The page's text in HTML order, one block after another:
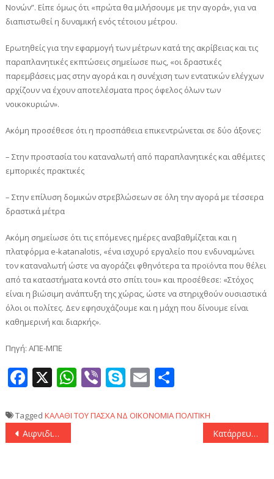
Νονών”. Είπε όμως ότι «πρώτα θα μιλήσουμε με την αγορά», για να
διαπιστωθεί η δυναμική ενός τέτοιου μέτρου.
Ερωτηθείς για την εφαρμογή των μέτρων κατά της ακρίβειας και τις
παραπλανητικές εκπτώσεις σημείωσε πως, «οι δραστικές
παρεμβάσεις μας στην αγορά και η συνέχιση των εντατικών ελέγχων
αρχίζουν να έχουν αποτελέσματα προς όφελος όλων των
νοικοκυριών».
Ακόμη προσέθεσε ότι η προσπάθεια επικεντρώνεται σε δύο άξονες:
– Στην προστασία του καταναλωτή από παραπλανητικές και αθέμιτες
εμπορικές πρακτικές
– Στην επίλυση δομικών στρεβλώσεων σε όλη την αγορά με τέσσερα
δραστικά μέτρα
Ακόμη σημείωσε ότι τις επόμενες ημέρες αναβαθμίζεται και η
πλατφόρμα e-katanalotis, «ένα ισχυρό εργαλείο που ενδυναμώνει
τον καταναλωτή ώστε να αγοράζει φθηνότερα τα προϊόντα που θέλει
από τα καταστήματα κοντά στο σπίτι του» και προσέθεσε: «Στόχος
είναι η βιώσιμη ανάπτυξη της χώρας, ώστε να στηριχθούν ουσιαστικά
όλοι οι πολίτες. Δεν εφησυχάζουμε και η μάχη που δίνουμε είναι
καθημερινή και διαρκής».
Πηγή: ΑΠΕ-ΜΠΕ
Facebook
X WhatsApp
ViberSkype
Email
Tagged ΚΑΛΑΘΙ ΤΟΥ ΠΑΣΧΑΝΔ ΟΙΚΟΝΟΜΙΑΠΟΛΙΤΙΚΗ
Πλοήγηση
Αιφνιδιαστικοί έλεγχοι της Επιτροπής Ανταγωνισμού στον κλάδο πληροφορικής και τεχνολογίας Κατάρρευση γέφυρας στη Βαλτιμόρη: Οι 6 αγνοούμενοι θεωρούνται πλέον νεκροί – Αναστέλλονται οι έρευνες